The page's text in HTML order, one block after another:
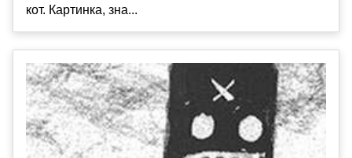
кот. Картинка, зна...